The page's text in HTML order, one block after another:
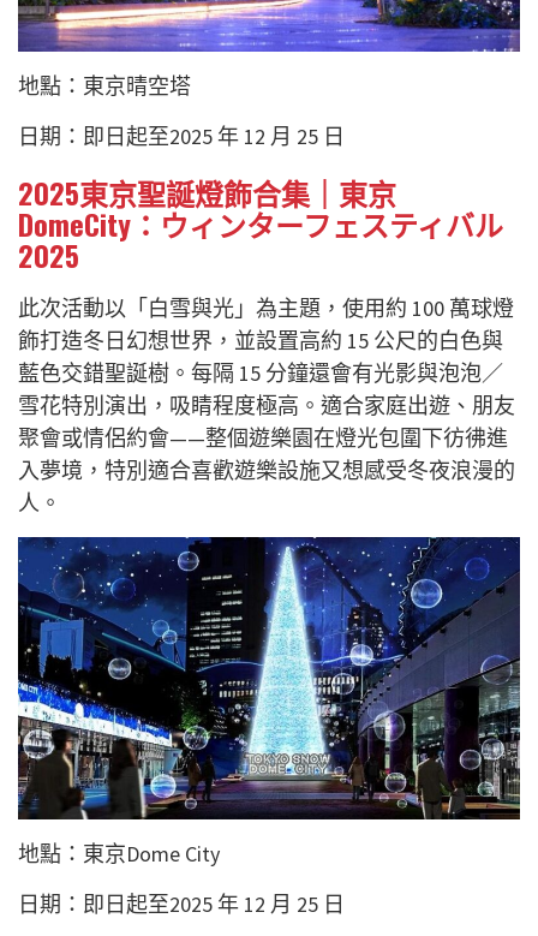
地點：東京晴空塔
日期：即日起至2025 年 12 月 25 日
2025東京聖誕燈飾合集｜東京
DomeCity：ウィンターフェスティバル
2025
此次活動以「白雪與光」為主題，使用約 100 萬球燈
飾打造冬日幻想世界，並設置高約 15 公尺的白色與
藍色交錯聖誕樹。每隔 15 分鐘還會有光影與泡泡／
雪花特別演出，吸睛程度極高。適合家庭出遊、朋友
聚會或情侶約會——整個遊樂園在燈光包圍下彷彿進
入夢境，特別適合喜歡遊樂設施又想感受冬夜浪漫的
人。
地點：東京Dome City
日期：即日起至2025 年 12 月 25 日